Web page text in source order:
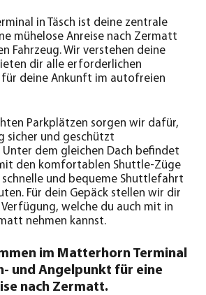
in Täsch ist deine zentrale
mühelose Anreise nach Zermatt
Fahrzeug. Wir verstehen deine
dir alle erforderlichen
deine Ankunft im autofreien
Parkplätzen sorgen wir dafür,
sicher und geschützt
dem gleichen Dach befindet
den komfortablen Shuttle-Züge
und bequeme Shuttlefahrt
Für dein Gepäck stellen wir dir
welche du auch mit in
nehmen kannst.
im Matterhorn Terminal
und Angelpunkt für eine
nach Zermatt.